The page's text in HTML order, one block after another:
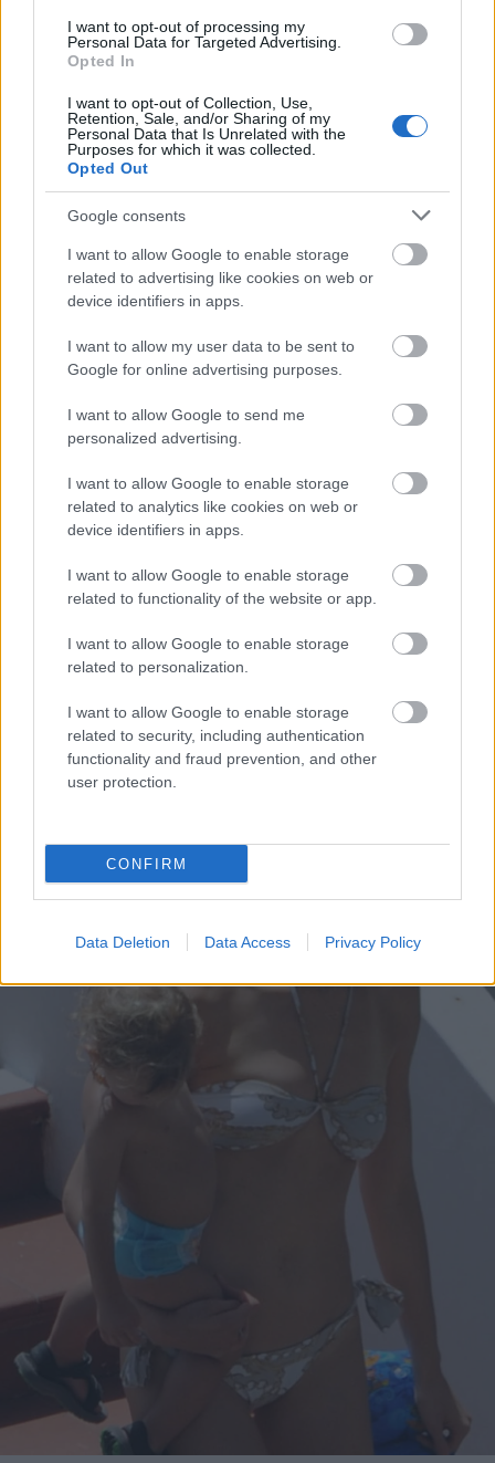
I want to opt-out of processing my
Personal Data for Targeted Advertising.
Opted In
I want to opt-out of Collection, Use,
Retention, Sale, and/or Sharing of my
Personal Data that Is Unrelated with the
Purposes for which it was collected.
Opted Out
Google consents
I want to allow Google to enable storage
related to advertising like cookies on web or
device identifiers in apps.
I want to allow my user data to be sent to
Google for online advertising purposes.
I want to allow Google to send me
personalized advertising.
I want to allow Google to enable storage
related to analytics like cookies on web or
device identifiers in apps.
I want to allow Google to enable storage
related to functionality of the website or app.
I want to allow Google to enable storage
related to personalization.
I want to allow Google to enable storage
related to security, including authentication
functionality and fraud prevention, and other
user protection.
CONFIRM
Data Deletion Data Access Privacy Policy
Kate Bosworth
Pinterest
Kate Bosworth a legismertebb heterochrómiás sztár
színű. Az egyik világoskék, míg a másik sötétebb,
mogyorószínű.